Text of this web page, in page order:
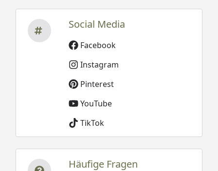
Social Media
Facebook
Instagram
Pinterest
YouTube
TikTok
Häufige Fragen